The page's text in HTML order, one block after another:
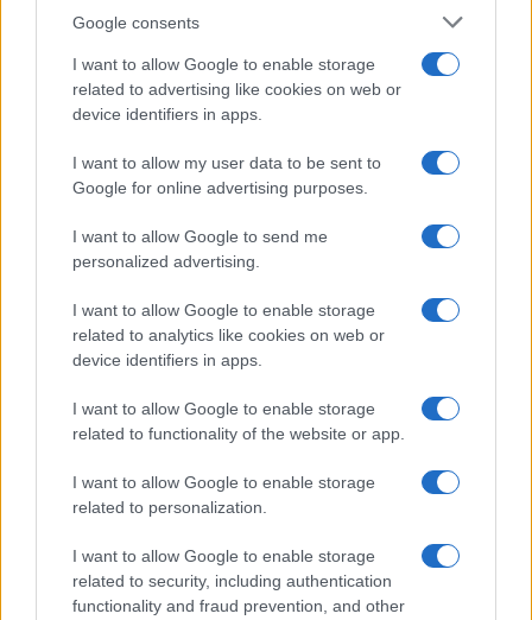
Google consents
I want to allow Google to enable storage
related to advertising like cookies on web or
device identifiers in apps.
I want to allow my user data to be sent to
Google for online advertising purposes.
I want to allow Google to send me
personalized advertising.
I want to allow Google to enable storage
related to analytics like cookies on web or
device identifiers in apps.
I want to allow Google to enable storage
related to functionality of the website or app.
I want to allow Google to enable storage
related to personalization.
I want to allow Google to enable storage
related to security, including authentication
functionality and fraud prevention, and other
Számos népszerű Samsung Galaxy készülék kimarad a One
UI 9 frissítésből – itt a lista az érintett modellekről
iPhone 18 bemutató dátum - ekkor rántja le a leplet az
Apple az új csúcsmobilokról
Az Android rejtett automatizmusai: hat funkció, amely
észrevétlenül könnyíti meg a mindennapokat
Ez a rejtett Samsung funkció teljesen megváltoztatja a
mobilhasználatot – sokan mégsem tudnak róla
Nem biztos, hogy érdemes kivárni az iPhone 18 Prot
A Galaxy S25 is megkaphatja a Galaxy S26 egyik legjobb
kamerás funkcióját
Élőképeken a Dark Cherry színű iPhone 18 Pro Max!
Itt a vég a Galaxy S23 széria számára: a One UI 9 lehet az
További hírek